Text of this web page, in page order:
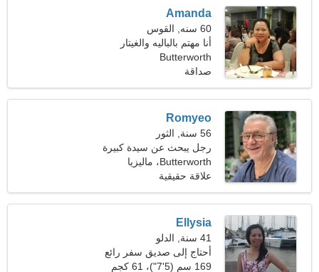
Amanda
60 سنه, القوس
أنا مهتم بالباليه والغيتار
Butterworth
صداقة
Romyeo
56 سنة, الثور
رجل يبحث عن سيدة كبيرة
46-52
Butterworth، ماليزيا
علاقة حقيقية
Ellysia
41 سنة, الدلو
أحتاج إلى صديق سفر رائع
169 سم (5'7")، 61 كجم